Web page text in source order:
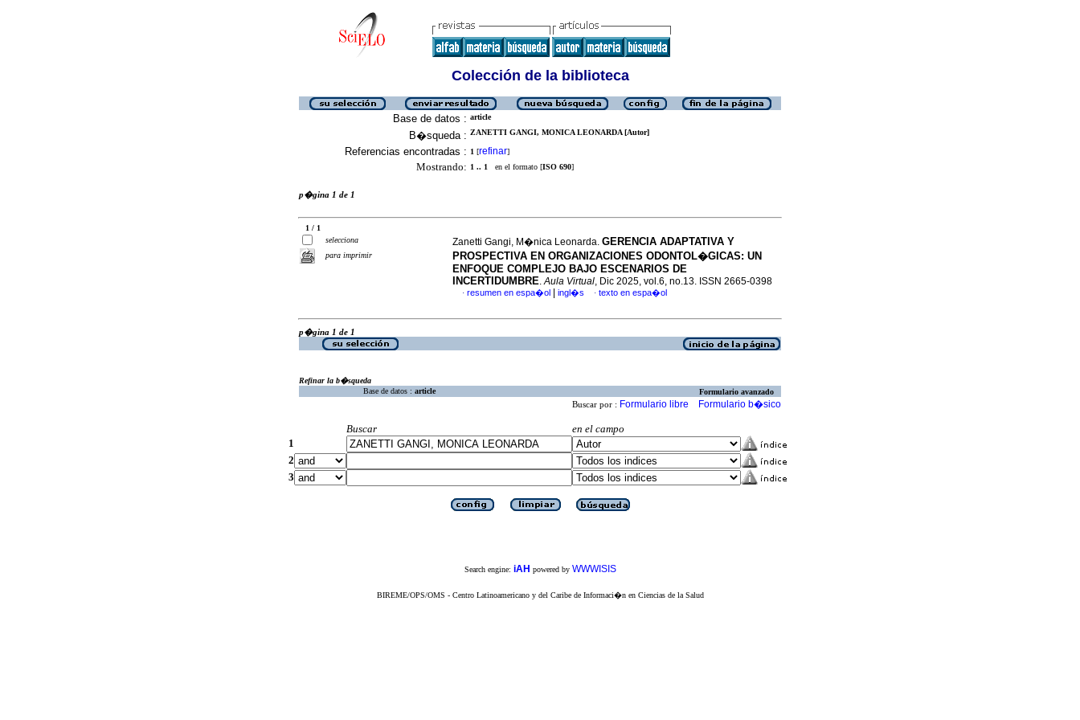
Colección de la biblioteca
Base de datos : article
B�squeda : ZANETTI GANGI, MONICA LEONARDA [Autor]
Referencias encontradas : 1 [refinar]
Mostrando: 1 .. 1 en el formato [ISO 690]
p�gina 1 de 1
1 / 1
selecciona
para imprimir
Zanetti Gangi, M�nica Leonarda. GERENCIA ADAPTATIVA Y
PROSPECTIVA EN ORGANIZACIONES ODONTOL�GICAS: UN
ENFOQUE COMPLEJO BAJO ESCENARIOS DE
INCERTIDUMBRE.Aula Virtual, Dic 2025, vol.6, no.13. ISSN 2665-0398
· resumen en espa�ol ingl�s · texto en espa�ol
p�gina 1 de 1
Refinar la b�squeda
Base de datos : article Formulario avanzado
Buscar por : Formulario libre Formulario b�sico
Buscar
en el campo
1
2
3
Search engine: iAH powered by WWWISIS
BIREME/OPS/OMS - Centro Latinoamericano y del Caribe de Informaci�n en Ciencias de la Salud